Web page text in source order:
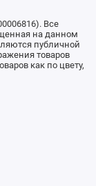
Все
на данном
публичной
товаров
как по цвету,